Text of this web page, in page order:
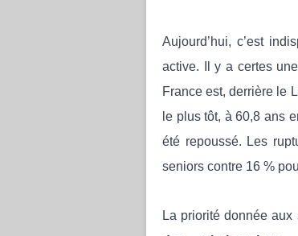
Aujourd’hui, c’est
active. Il y a certes
France est, derrière le
le plus tôt, à 60,8 ans
été repoussé. Les
seniors contre 16 %
La priorité donnée